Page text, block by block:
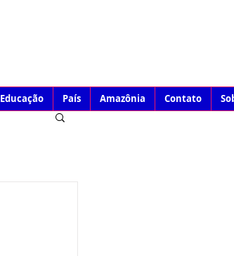
Educação País Amazônia Contato